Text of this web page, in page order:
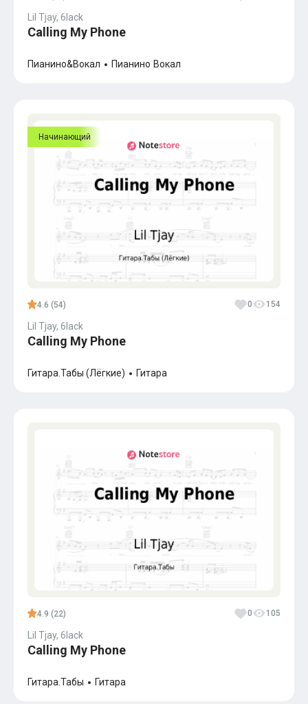
Популярное
Бесплатные
Lil Tjay, 6lack
Calling My Phone
Пианино&Вокал Пианино Вокал
Начинающий
4.6 (54) 0 154
Lil Tjay, 6lack
Calling My Phone
Гитара.Табы (Лёгкие) Гитара
4.9 (22) 0 105
Lil Tjay, 6lack
Calling My Phone
Гитара.Табы Гитара